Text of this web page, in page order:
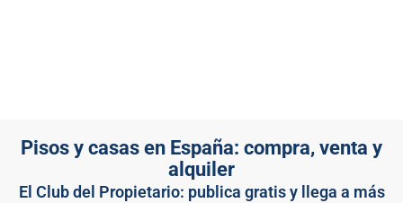
Pisos y casas en España: compra, venta y
alquiler
El Club del Propietario: publica gratis y llega a más